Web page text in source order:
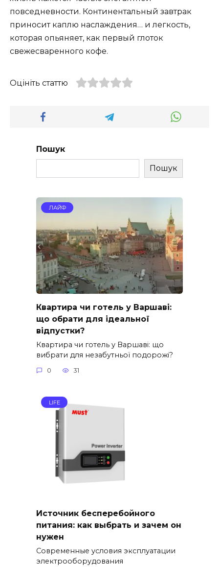
повседневности. Континентальный завтрак
приносит каплю наслаждения… и легкость,
которая опьяняет, как первый глоток
свежесваренного кофе.
Оцініть статтю
Пошук
Пошук
ЛАЙФ
Квартира чи готель у Варшаві:
що обрати для ідеальної
відпустки?
Квартира чи готель у Варшаві: що
вибрати для незабутньої подорожі?
0 31
LIFE
Источник бесперебойного
питания: как выбрать и зачем он
нужен
Современные условия эксплуатации
электрооборудования